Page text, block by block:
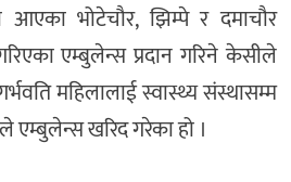
आएका भोटेचौर, झिम्पे र दमाचौर
एम्बुलेन्स प्रदान गरिने केसीले
महिलालाई स्वास्थ्य संस्थासम्म
एम्बुलेन्स खरिद गरेका हो ।